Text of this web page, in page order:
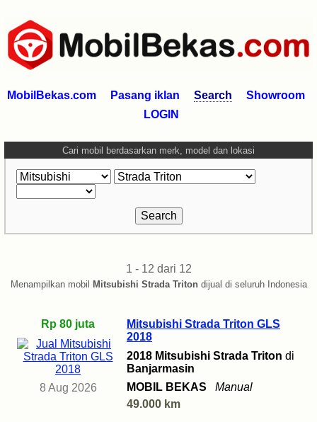
MobilBekas.com Pasang iklan Search
Showroom
LOGIN
Cari mobil berdasarkan merk, model dan lokasi
1 - 12 dari 12
Menampilkan mobil Mitsubishi Strada Tritondijual di seluruh Indonesia
Rp 80 juta
8 Aug 2026
Mitsubishi Strada Triton GLS
2018
2018 Mitsubishi Strada Triton di
Banjarmasin
MOBIL BEKAS
Manual
49.000 km